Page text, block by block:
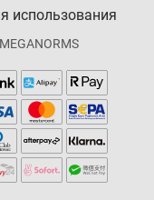
использования